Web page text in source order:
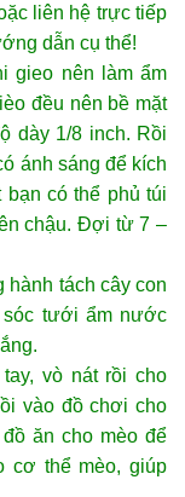
liên hệ trực tiếp
dẫn cụ thể!
gieo nên làm ẩm
đều nên bề mặt
dày 1/8 inch. Rồi
ánh sáng để kích
có thể phủ túi
chậu. Đợi từ 7 –
hành tách cây con
sóc tưới ẩm nước
vò nát rồi cho
vào đồ chơi cho
ăn cho mèo để
cơ thể mèo, giúp